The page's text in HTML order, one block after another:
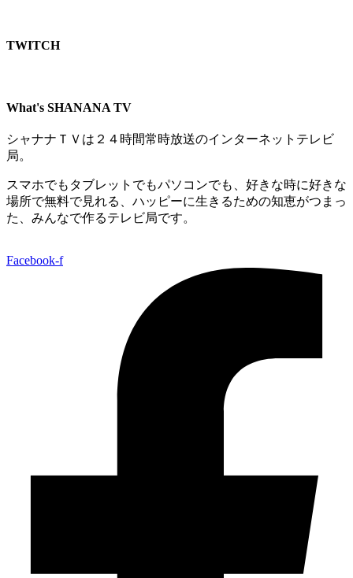
TWITCH​
What's SHANANA TV
シャナナＴＶは２４時間常時放送のインターネットテレビ
局。
スマホでもタブレットでもパソコンでも、好きな時に好きな
場所で無料で見れる、 ハッピーに生きるための知恵がつまっ
た、みんなで作るテレビ局です。
Facebook-f